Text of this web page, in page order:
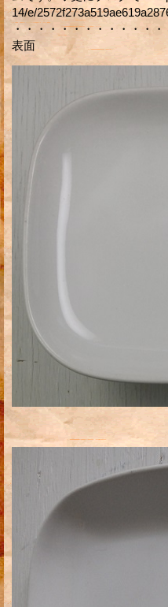
14/e/
・・・・・・・・・・・・
表面